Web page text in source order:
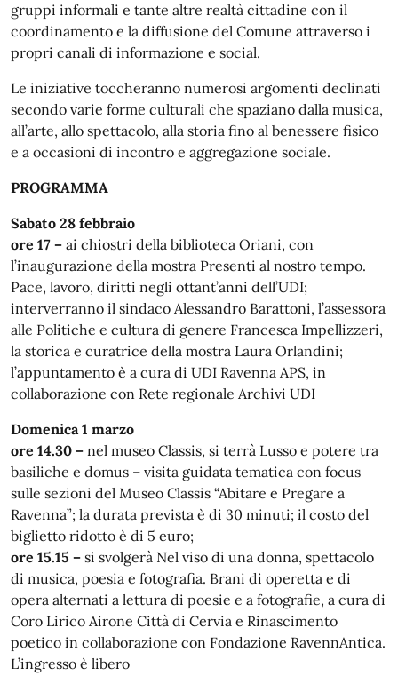
gruppi informali e tante altre realtà cittadine con il
coordinamento e la diffusione del Comune attraverso i
propri canali di informazione e social.
Le iniziative toccheranno numerosi argomenti declinati
secondo varie forme culturali che spaziano dalla musica,
all’arte, allo spettacolo, alla storia fino al benessere fisico
e a occasioni di incontro e aggregazione sociale.
PROGRAMMA
Sabato 28 febbraio
ore 17 – ai chiostri della biblioteca Oriani, con
l’inaugurazione della mostra Presenti al nostro tempo.
Pace, lavoro, diritti negli ottant’anni dell’UDI;
interverranno il sindaco Alessandro Barattoni, l’assessora
alle Politiche e cultura di genere Francesca Impellizzeri,
la storica e curatrice della mostra Laura Orlandini;
l’appuntamento è a cura di UDI Ravenna APS, in
collaborazione con Rete regionale Archivi UDI
Domenica 1 marzo
ore 14.30 – nel museo Classis, si terrà Lusso e potere tra
basiliche e domus – visita guidata tematica con focus
sulle sezioni del Museo Classis “Abitare e Pregare a
Ravenna”; la durata prevista è di 30 minuti; il costo del
biglietto ridotto è di 5 euro;
ore 15.15 – si svolgerà Nel viso di una donna, spettacolo
di musica, poesia e fotografia. Brani di operetta e di
opera alternati a lettura di poesie e a fotografie, a cura di
Coro Lirico Airone Città di Cervia e Rinascimento
poetico in collaborazione con Fondazione RavennAntica.
L’ingresso è libero